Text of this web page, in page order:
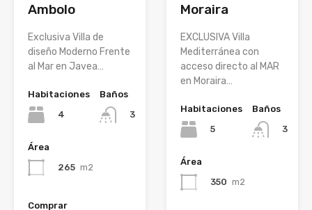
Ambolo
Exclusiva Villa de
diseño Moderno Frente
al Mar en Javea…
Habitaciones
4
Baños
3
Área
265 m2
Comprar
Moraira
EXCLUSIVA Villa
Mediterránea con
acceso directo al MAR
en Moraira…
Habitaciones
5
Baños
3
Área
350 m2